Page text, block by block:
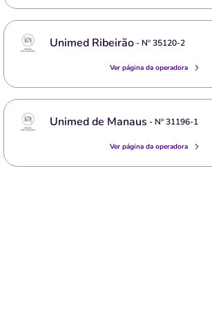
Unimed Ribeirão- Nº35120-2
Ver página da operadora
Unimed de Manaus - Nº31196-1
Ver página da operadora